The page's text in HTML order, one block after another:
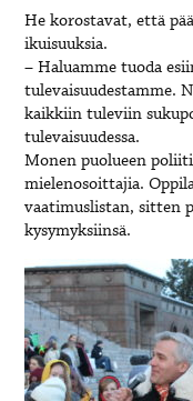
He korostavat, että
ikuisuuksia.
– Haluamme tuoda
tulevaisuudestamme.
kaikkiin tuleviin
tulevaisuudessa.
Monen puolueen
mielenosoittajia.
vaatimuslistan, sitten
kysymyksiinsä.